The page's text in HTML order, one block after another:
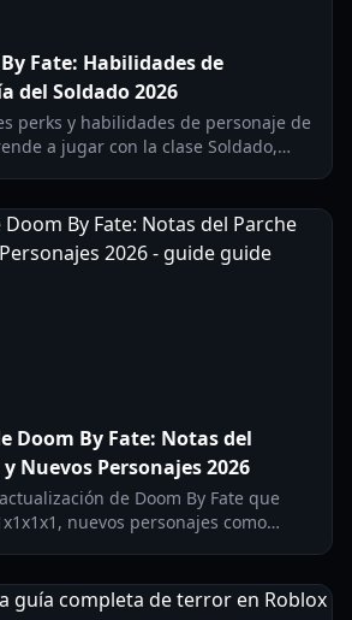
Fate: Habilidades de
del Soldado 2026
perks y habilidades de personaje de
a jugar con la clase Soldado,
Doom By Fate: Notas del
Nuevos Personajes 2026
de Doom By Fate que
nuevos personajes como